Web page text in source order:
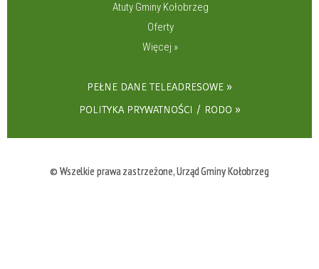
Atuty Gminy Kołobrzeg
Oferty
Więcej »
PEŁNE DANE TELEADRESOWE
POLITYKA PRYWATNOŚCI / RODO
© Wszelkie prawa zastrzeżone, Urząd Gminy Kołobrzeg